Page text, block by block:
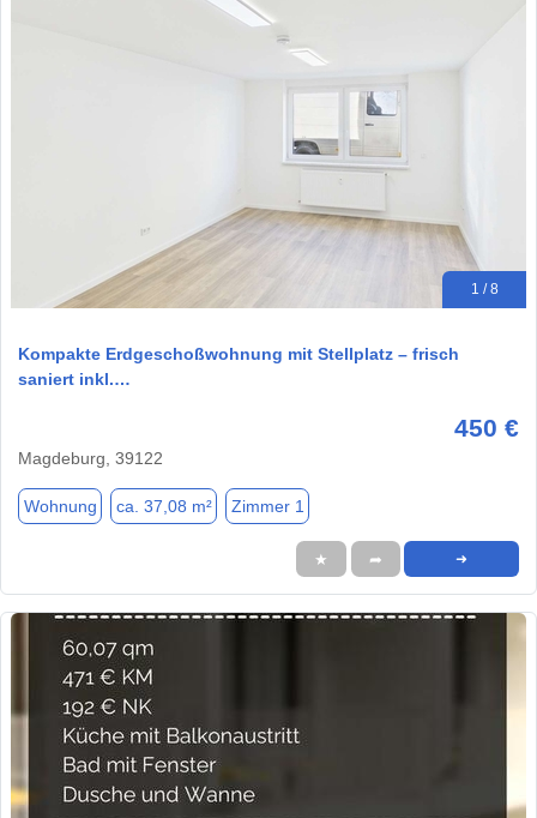
1 / 8
Kompakte Erdgeschoßwohnung mit Stellplatz – frisch
saniert inkl.…
450 €
Magdeburg, 39122
Wohnung ca. 37,08 m² Zimmer 1
★ ➦ ➜